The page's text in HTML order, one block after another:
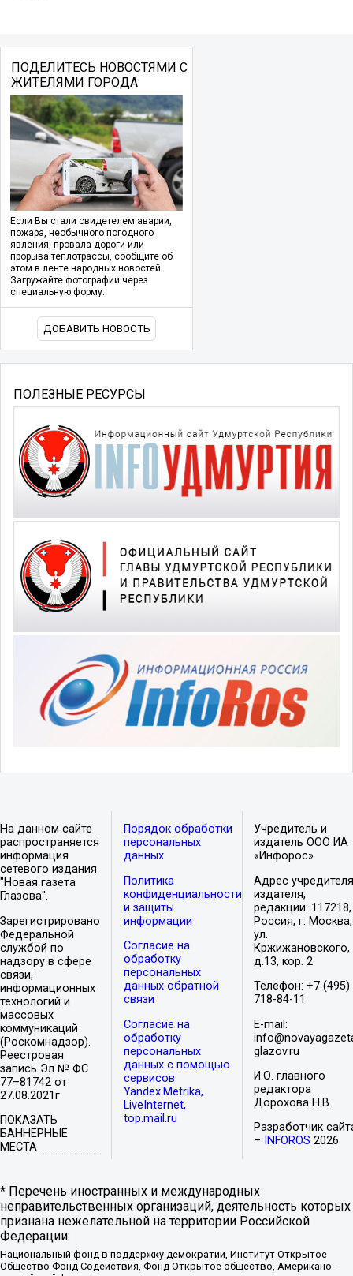
ПОДЕЛИТЕСЬ НОВОСТЯМИ С
ЖИТЕЛЯМИ ГОРОДА
Если Вы стали свидетелем аварии,
пожара, необычного погодного
явления, провала дороги или
прорыва теплотрассы, сообщите об
этом в ленте народных новостей.
Загружайте фотографии через
специальную форму.
ДОБАВИТЬ НОВОСТЬ
ПОЛЕЗНЫЕ РЕСУРСЫ
На данном сайте
распространяется
информация
сетевого издания
"Новая газета
Глазова".
Зарегистрировано
Федеральной
службой по
надзору в сфере
связи,
информационных
технологий и
массовых
коммуникаций
(Роскомнадзор).
Реестровая
запись Эл № ФС
77–81742 от
27.08.2021г
ПОКАЗАТЬ
БАННЕРНЫЕ
МЕСТА
Порядок обработки
персональных
данных
Политика
конфиденциальности
и защиты
информации
Согласие на
обработку
персональных
данных обратной
связи
Согласие на
обработку
персональных
данных с помощью
сервисов
Yandex.Metrika,
LiveInternet,
top.mail.ru
Учредитель и
издатель ООО ИА
«Инфорос».
Адрес
издателя,
редакции: 117218,
Россия, г. Москва,
ул.
Кржижановского,
д.13, кор. 2
Телефон: +7 (495)
718-84-11
E-mail:
glazov.ru
И.О. главного
редактора
Дорохова Н.В.
Разработчик
–
INFOROS 2026
* Перечень иностранных и международных
неправительственных организаций, деятельность которых
признана нежелательной на территории Российской
Федерации:
Национальный фонд в поддержку демократии, Институт Открытое
Общество Фонд Содействия, Фонд Открытое общество, Американо-